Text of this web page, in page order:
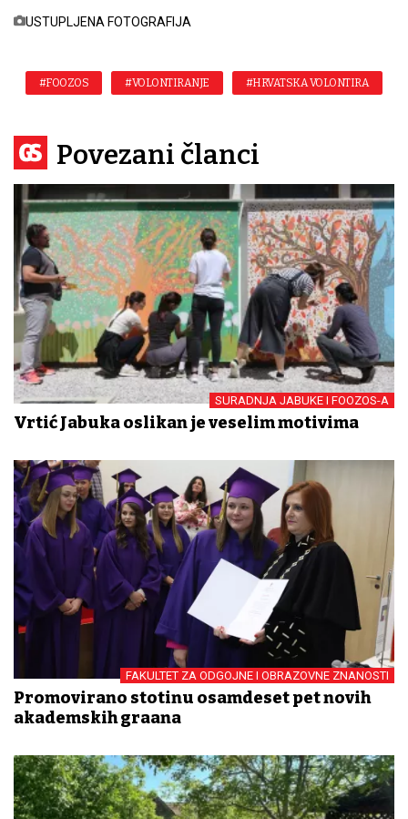
USTUPLJENA FOTOGRAFIJA
#FOOZOS #VOLONTIRANJE #HRVATSKA VOLONTIRA
Povezani članci
SURADNJA JABUKE I FOOZOS-A
Vrtić Jabuka oslikan je veselim motivima
FAKULTET ZA ODGOJNE I OBRAZOVNE ZNANOSTI
Promovirano stotinu osamdeset pet novih
akademskih građana